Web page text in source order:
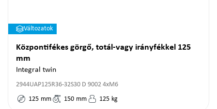
Változatok
Központifékes görgő, totál-vagy irányfékkel 125
mm
Integral twin
2944UAP125R36-32S30 D 9002 4xM6
125 mm 150 mm 125 kg